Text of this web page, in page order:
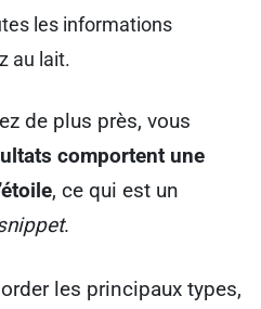
les informations
au lait.
de plus près, vous
comportent une
, ce qui est un
.
les principaux types,